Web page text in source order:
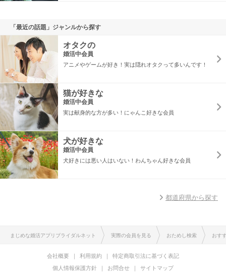
「最近の話題」ジャンルから探す
オタクの
婚活中会員
アニメやゲームが好き！実は隠れオタクって多いんです！
猫が好きな
婚活中会員
実は献身的な方が多い！にゃんこ好きな会員
犬が好きな
婚活中会員
犬好きには悪い人はいない！わんちゃん好きな会員
都道府県から探す
まじめな婚活アプリブライダルネット 実際の会員を見る おためし検索 おす
会社概要 利用規約
特定商取引法に基づく表記
個人情報保護方針
お問合せ サイトマップ